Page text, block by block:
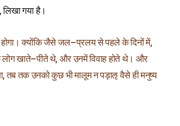
गया है।
क्योंकि जैसे जल–प्रलय से पहले के दिनों में,
खाते–पीते थे, और उनमें विवाह होते थे। और
तक उनको कुछ भी मालूम न पड़ाऌ वैसे ही मनुष्य